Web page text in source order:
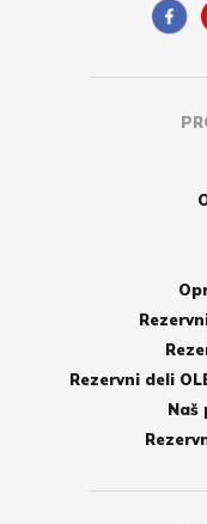
Rezervni deli
Naš